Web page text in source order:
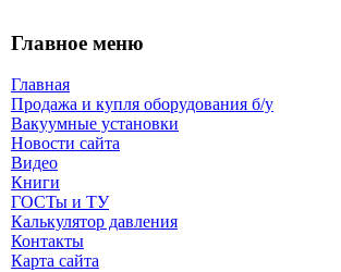
Главное меню
Главная
Продажа и купля оборудования б/y
Вакуумные установки
Новости сайта
Видео
Книги
ГОСТы и ТУ
Калькулятор давления
Контакты
Карта сaйта